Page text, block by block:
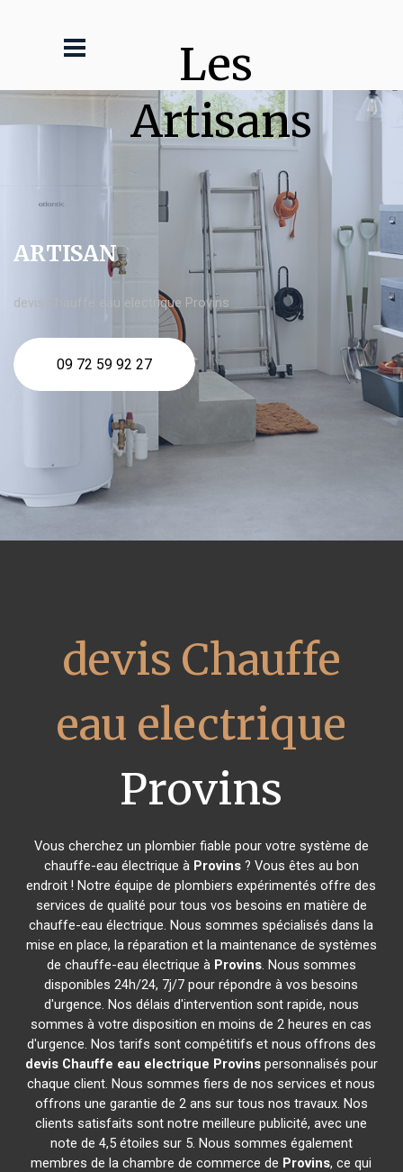
Les
Artisans
ARTISAN
devis Chauffe eau electrique Provins
09 72 59 92 27
devis Chauffe
eau electrique
Provins
Vous cherchez un plombier fiable pour votre système de
chauffe-eau électrique à Provins? Vous êtes au bon
endroit ! Notre équipe de plombiers expérimentés offre des
services de qualité pour tous vos besoins en matière de
chauffe-eau électrique. Nous sommes spécialisés dans la
mise en place, la réparation et la maintenance de systèmes
de chauffe-eau électrique à Provins. Nous sommes
disponibles 24h/24, 7j/7 pour répondre à vos besoins
d'urgence. Nos délais d'intervention sont rapide, nous
sommes à votre disposition en moins de 2 heures en cas
d'urgence. Nos tarifs sont compétitifs et nous offrons des
devis Chauffe eau electrique Provinspersonnalisés pour
chaque client. Nous sommes fiers de nos services et nous
offrons une garantie de 2 ans sur tous nos travaux. Nos
clients satisfaits sont notre meilleure publicité, avec une
note de 4,5 étoiles sur 5. Nous sommes également
membres de la chambre de commerce de Provins, ce qui